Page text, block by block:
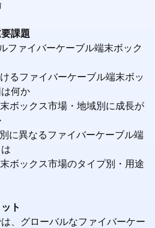
課題
ファイバーケーブル端末ボック
るファイバーケーブル端末ボッ
何か
ボックス市場・地域別に成長が
に異なるファイバーケーブル端
ボックス市場のタイプ別・用途
ト
、グローバルなファイバーケー